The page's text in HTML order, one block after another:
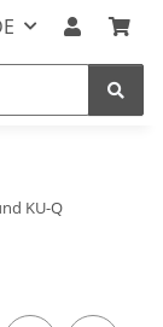
KU-Q